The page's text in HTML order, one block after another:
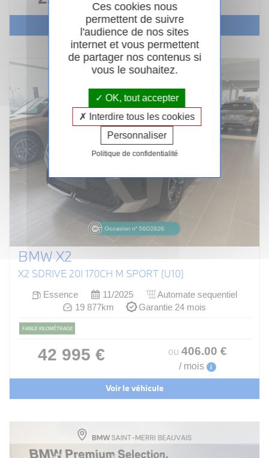
Voir le véhicule
BMW X2
X2 SDRIVE 20I 170CH M SPORT (U10)
Essence 11/2025
Automate sequentiel
19 877km
Garantie 24 mois
FAIBLE KILOMÉTRAGE
42 995 € ou 406.00 €
/ mois i
Voir le véhicule
Ces cookies nous
permettent de suivre
l'audience de nos sites
internet et vous permettent
de partager nos contenus si
vous le souhaitez.
OK, tout accepter
Interdire tous les cookies
Personnaliser
Politique de confidentialité